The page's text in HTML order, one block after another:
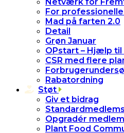
For
Mad på farten 2.0
Detail
Grøn Januar
OPstart – Hjælp
CSR med flere
Rabatordning
Støt
Giv et bidrag
Opgradér
Plant Food